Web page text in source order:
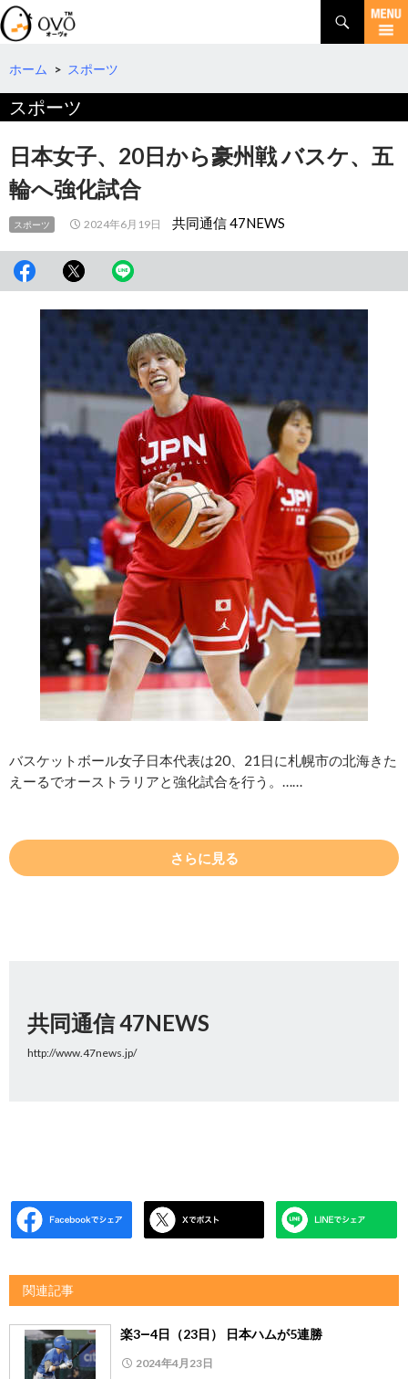
検
索
コ
テ
へ
ホーム > スポーツ
スポーツ
日本女子、20日から豪州戦 バスケ、五
輪へ強化試合
スポーツ 2024年6月19日 共同通信 47NEWS
バスケットボール女子日本代表は20、21日に札幌市の北海きた
えーるでオーストラリアと強化試合を行う。……
さらに見る
共同通信 47NEWS
http://www.47news.jp/
関連記事
楽3―4日（23日） 日本ハムが5連勝
2024年4月23日